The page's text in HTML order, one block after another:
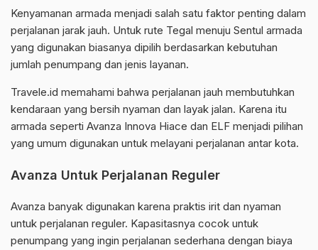
Kenyamanan armada menjadi salah satu faktor penting dalam
perjalanan jarak jauh. Untuk rute Tegal menuju Sentul armada
yang digunakan biasanya dipilih berdasarkan kebutuhan
jumlah penumpang dan jenis layanan.
Travele.id memahami bahwa perjalanan jauh membutuhkan
kendaraan yang bersih nyaman dan layak jalan. Karena itu
armada seperti Avanza Innova Hiace dan ELF menjadi pilihan
yang umum digunakan untuk melayani perjalanan antar kota.
Avanza Untuk Perjalanan Reguler
Avanza banyak digunakan karena praktis irit dan nyaman
untuk perjalanan reguler. Kapasitasnya cocok untuk
penumpang yang ingin perjalanan sederhana dengan biaya